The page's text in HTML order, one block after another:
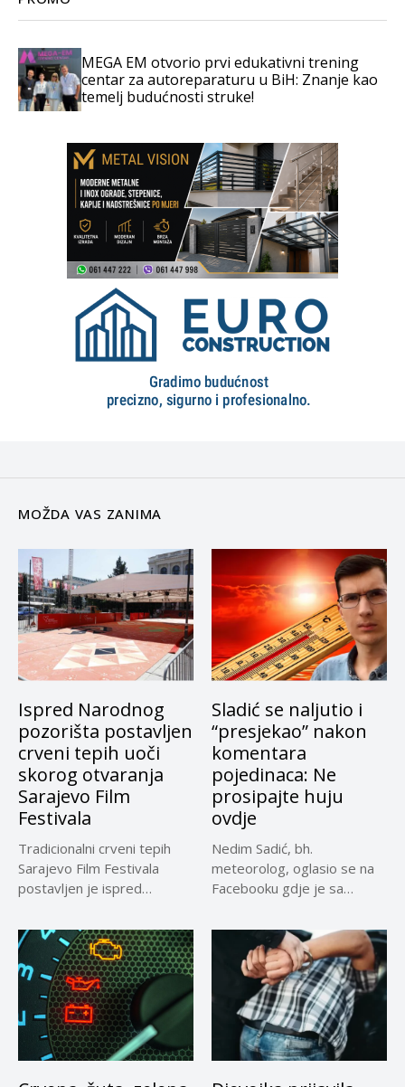
MEGA EM otvorio prvi edukativni trening
centar za autoreparaturu u BiH: Znanje kao
temelj budućnosti struke!
MOŽDA VAS ZANIMA
Ispred Narodnog
pozorišta postavljen
crveni tepih uoči
skorog otvaranja
Sarajevo Film
Festivala
Tradicionalni crveni tepih
Sarajevo Film Festivala
postavljen je ispred
Sarajevo,...
Sladić se naljutio i
“presjekao” nakon
komentara
pojedinaca: Ne
prosipajte huju
ovdje
Nedim Sadić, bh.
meteorolog, oglasio se na
Facebooku gdje je sa